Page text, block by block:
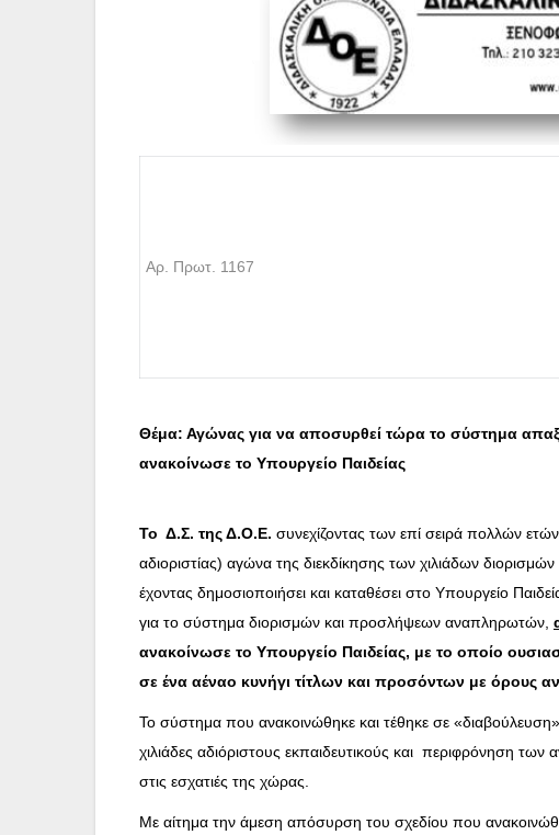
Αρ. Πρωτ. 1167
Θέμα: Αγώνας για να αποσυρθεί τώρα το σύστημα
ανακοίνωσε το Υπουργείο Παιδείας
Το Δ.Σ. της Δ.Ο.Ε. συνεχίζοντας των επί σειρά πολλών
αδιοριστίας) αγώνα της διεκδίκησης των χιλιάδων
έχοντας δημοσιοποιήσει και καταθέσει στο Υπουργείο
για το σύστημα διορισμών και προσλήψεων αναπληρωτών,
ανακοίνωσε το Υπουργείο Παιδείας, με το οποίο
σε ένα αέναο κυνήγι τίτλων και προσόντων με όρους
Το σύστημα που ανακοινώθηκε και τέθηκε σε
χιλιάδες αδιόριστους εκπαιδευτικούς και περιφρόνηση
στις εσχατιές της χώρας.
Με αίτημα την άμεση απόσυρση του σχεδίου που